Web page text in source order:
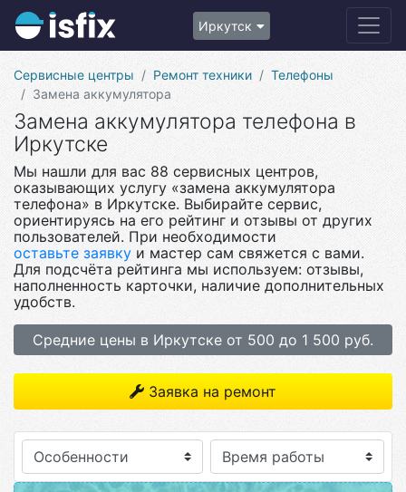
Иркутск
Сервисные центры Ремонт техники
Телефоны
Замена аккумулятора
Замена аккумулятора телефона в
Иркутске
Мы нашли для вас 88 сервисных центров,
оказывающих услугу «замена аккумулятора
телефона» в Иркутске. Выбирайте сервис,
ориентируясь на его рейтинг и отзывы от других
пользователей. При необходимости
оставьте заявку и мастер сам свяжется с вами.
Для подсчёта рейтинга мы используем: отзывы,
наполненность карточки, наличие дополнительных
удобств.
Средние цены в Иркутске от 500 до 1 500 руб.
Заявка на ремонт
Особенности